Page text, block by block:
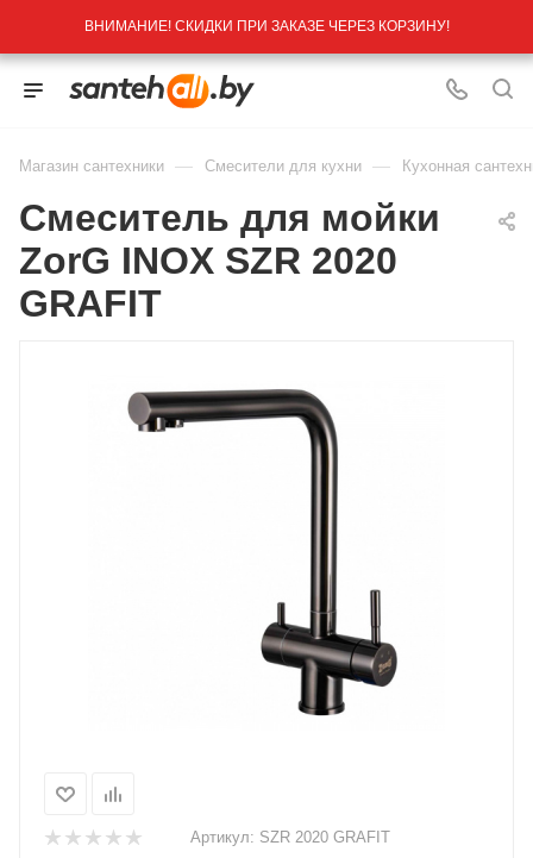
ВНИМАНИЕ! СКИДКИ ПРИ ЗАКАЗЕ ЧЕРЕЗ КОРЗИНУ!
Магазин сантехники — Смесители для кухни — Кухонная
Смеситель для мойки
ZorG INOX SZR 2020
GRAFIT
Артикул: SZR 2020 GRAFIT